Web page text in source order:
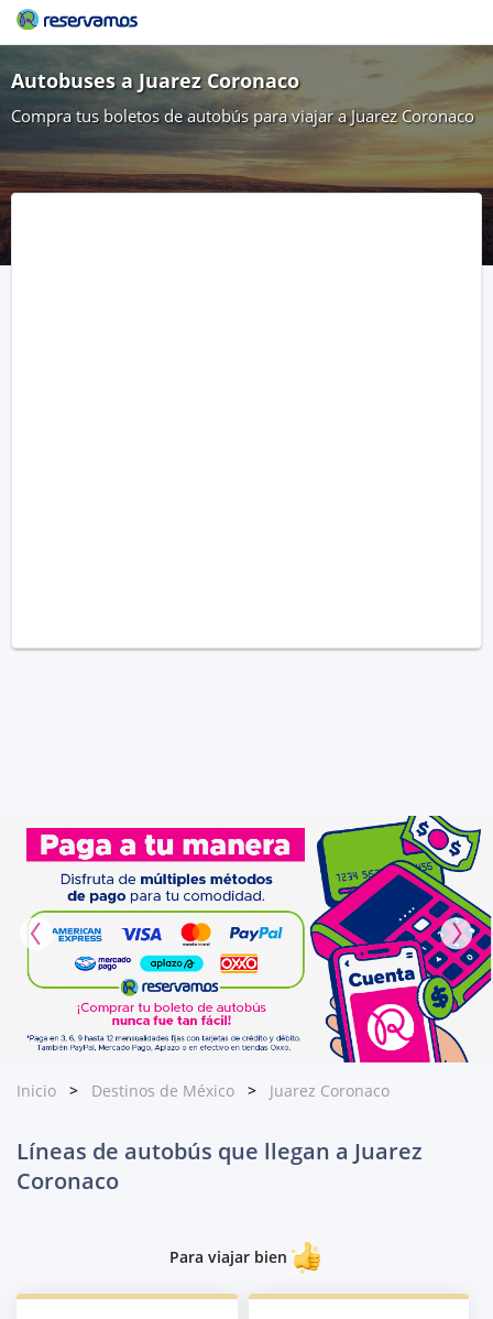
Autobuses a Juarez Coronaco
Compra tus boletos de autobús para viajar a Juarez Coronaco
Inicio Destinos de México Juarez Coronaco
Líneas de autobús que llegan a Juarez
Coronaco
Para viajar bien